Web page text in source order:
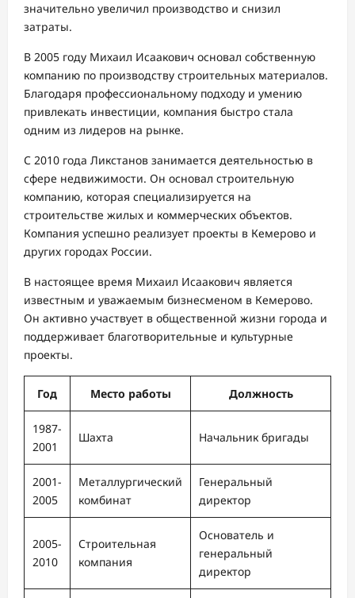
значительно увеличил производство и снизил
затраты.
В 2005 году Михаил Исаакович основал собственную
компанию по производству строительных материалов.
Благодаря профессиональному подходу и умению
привлекать инвестиции, компания быстро стала
одним из лидеров на рынке.
С 2010 года Ликстанов занимается деятельностью в
сфере недвижимости. Он основал строительную
компанию, которая специализируется на
строительстве жилых и коммерческих объектов.
Компания успешно реализует проекты в Кемерово и
других городах России.
В настоящее время Михаил Исаакович является
известным и уважаемым бизнесменом в Кемерово.
Он активно участвует в общественной жизни города и
поддерживает благотворительные и культурные
проекты.
Год Место работы Должность
1987-
2001
Шахта Начальник бригады
2001-
2005
Металлургический
комбинат
Генеральный
директор
2005-
2010
Строительная
компания
Основатель и
генеральный
директор